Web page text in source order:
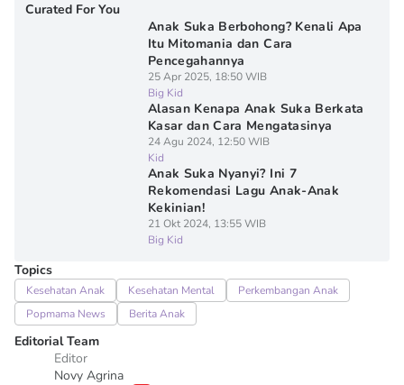
Curated For You
Anak Suka Berbohong? Kenali Apa
Itu Mitomania dan Cara
Pencegahannya
25 Apr 2025, 18:50 WIB
Big Kid
Alasan Kenapa Anak Suka Berkata
Kasar dan Cara Mengatasinya
24 Agu 2024, 12:50 WIB
Kid
Anak Suka Nyanyi? Ini 7
Rekomendasi Lagu Anak-Anak
Kekinian!
21 Okt 2024, 13:55 WIB
Big Kid
Topics
Kesehatan Anak Kesehatan Mental
Perkembangan Anak
Popmama News
Berita Anak
Editorial Team
Editor
Novy Agrina